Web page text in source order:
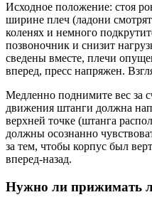
Исходное положение: стоя
ширине плеч (ладони
коленях и немного
позвоночник и снизит
сведены вместе, плечи
вперед, пресс напряжен.
Медленно поднимите вес за
движения штанги должна
верхней точке (штанга
должны осознанно
за тем, чтобы корпус был
вперед-назад.
Нужно ли прижимать